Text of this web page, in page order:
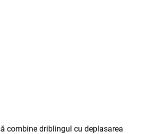
combine driblingul cu deplasarea